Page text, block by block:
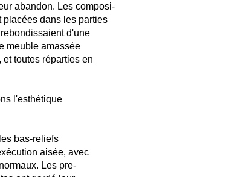
abandon. Les composi-
placées dans les parties
d'une
meuble amassée
toutes réparties en
l'esthétique
bas-reliefs
aisée, avec
Les pre-